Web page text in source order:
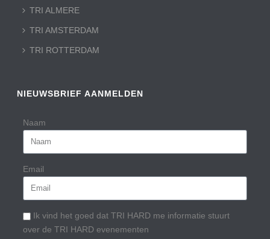
TRI ALMERE
TRI AMSTERDAM
TRI ROTTERDAM
NIEUWSBRIEF AANMELDEN
Naam
Email
Ik vind het goed dat TRI HARD me informatie stuurt
over de TRI HARD evenementen